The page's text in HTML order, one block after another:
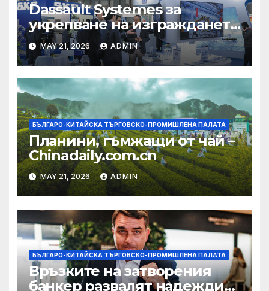
Dassault Systemes за
укрепване на изграждането
на AI екосистема в Китай
MAY 21, 2026 ADMIN
БЪЛГАРО-КИТАЙСКА ТЪРГОВСКО-ПРОМИШЛЕНА ПАЛАТА
Планини, гъмжащи от чай –
Chinadaily.com.cn
MAY 21, 2026 ADMIN
БЪЛГАРО-КИТАЙСКА ТЪРГОВСКО-ПРОМИШЛЕНА ПАЛАТА
Връзките на затворения
банкер развалят надеждите